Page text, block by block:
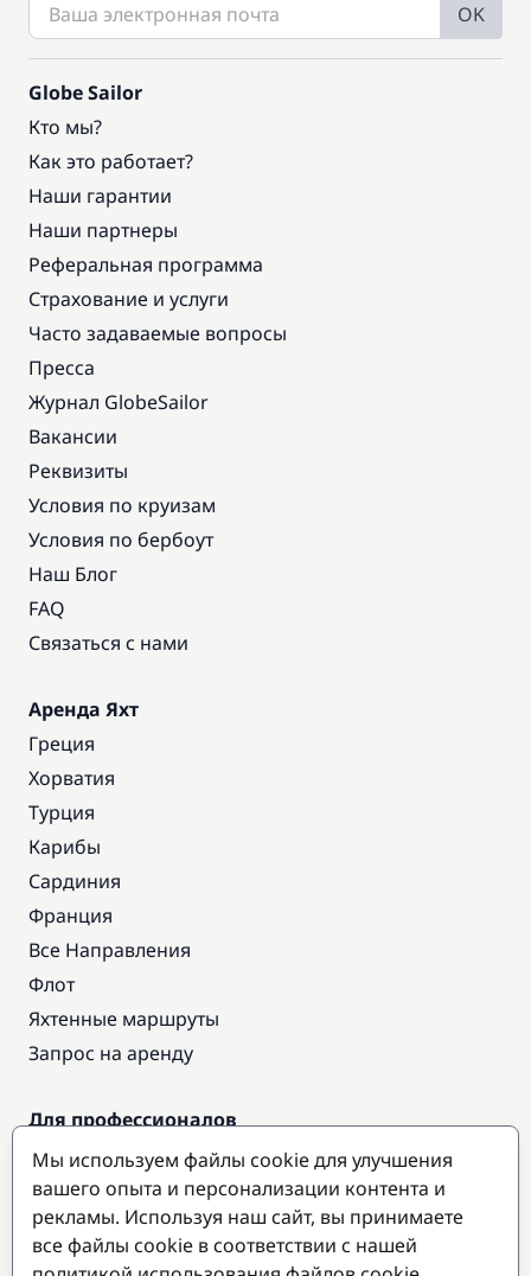
OK
Globe Sailor
Кто мы?
Как это работает?
Наши гарантии
Наши партнеры
Реферальная программа
Страхование и услуги
Часто задаваемые вопросы
Пресса
Журнал GlobeSailor
Вакансии
Реквизиты
Условия по круизам
Условия по бербоут
Наш Блог
FAQ
Связаться с нами
Аренда Яхт
Греция
Хорватия
Турция
Карибы
Сардиния
Франция
Все Направления
Флот
Яхтенные маршруты
Запрос на аренду
Для профессионалов
Доступ про
Стать партнером
Популярные направления
Мы используем файлы cookie для улучшения
вашего опыта и персонализации контента и
рекламы. Используя наш сайт, вы принимаете
все файлы cookie в соответствии с нашей